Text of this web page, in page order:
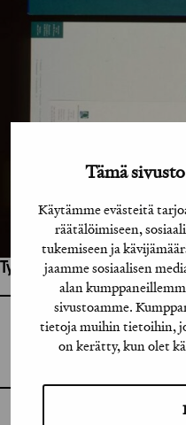
Tämä
Käytämme evästeitä
räätälöimiseen,
tukemiseen ja
jaamme sosiaalisen
alan
sivustoamme.
tietoja muihin tietoihin,
on kerätty, kun olet
Työhön osallistuneet